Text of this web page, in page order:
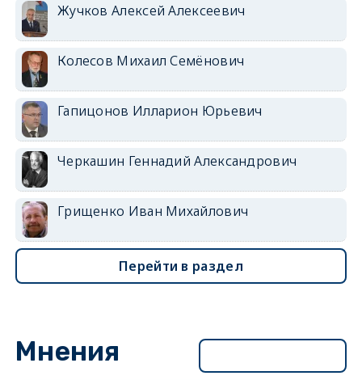
Жучков Алексей Алексеевич
Колесов Михаил Семёнович
Гапицонов Илларион Юрьевич
Черкашин Геннадий Александрович
Грищенко Иван Михайлович
Перейти в раздел
Мнения